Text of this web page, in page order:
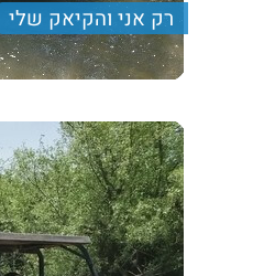
רק אני והקיאק שלי
יום חוויתי הכולל
הירדן וארוחת דגים.
Price per person
300 ₪
Trip length יום מלא